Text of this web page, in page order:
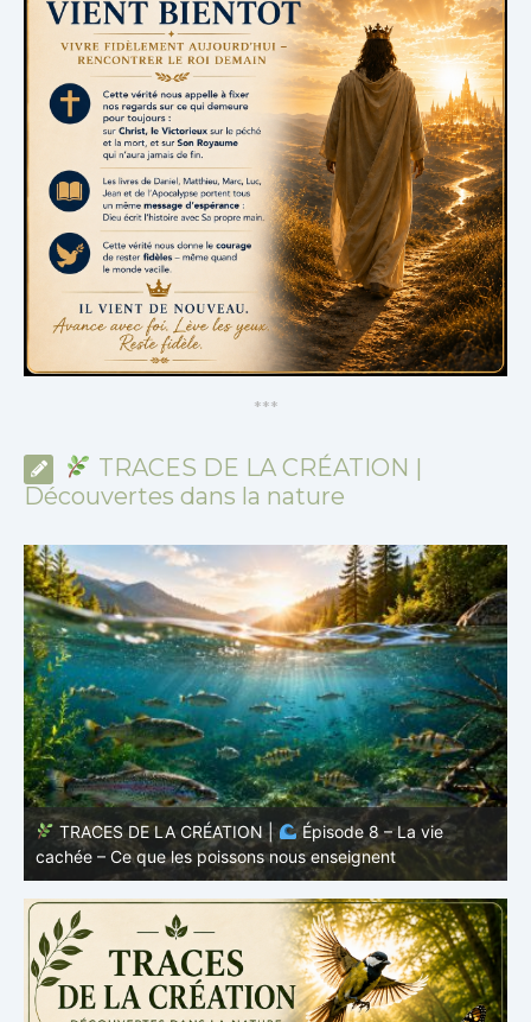
***
TRACES DE LA CRÉATION |
Découvertes dans la nature
TRACES DE LA CRÉATION |
Épisode 8 – La vie
cachée – Ce que les poissons nous enseignent